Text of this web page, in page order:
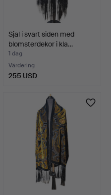
Sjal i svart siden med
blomsterdekor i kla…
1 dag
Värdering
255 USD